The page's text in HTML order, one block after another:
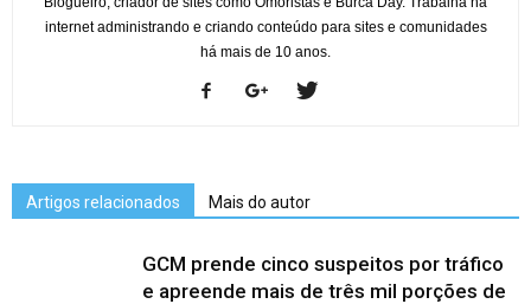
internet administrando e criando conteúdo para sites e comunidades
há mais de 10 anos.
Artigos relacionados Mais do autor
GCM prende cinco suspeitos por tráfico
e apreende mais de três mil porções de